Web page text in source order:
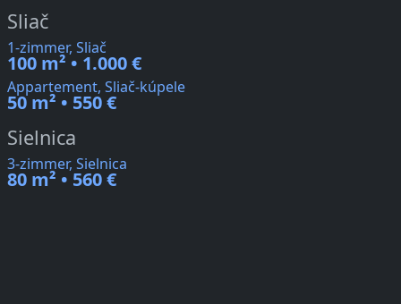
Sliač
1-zimmer, Sliač
100 m² • 1.000 €
Appartement, Sliač-kúpele
50 m² • 550 €
Sielnica
3-zimmer, Sielnica
80 m² • 560 €